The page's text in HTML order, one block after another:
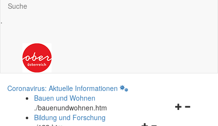
Suche
.
Coronavirus: Aktuelle Informationen
Bauen und Wohnen
./bauenundwohnen.htm
Bildung und Forschung